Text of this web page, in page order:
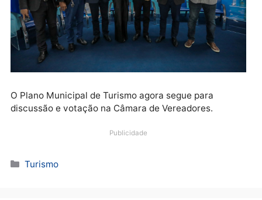
áreas turísticas que podem gerar emprego e
arrecadação”, afirma.